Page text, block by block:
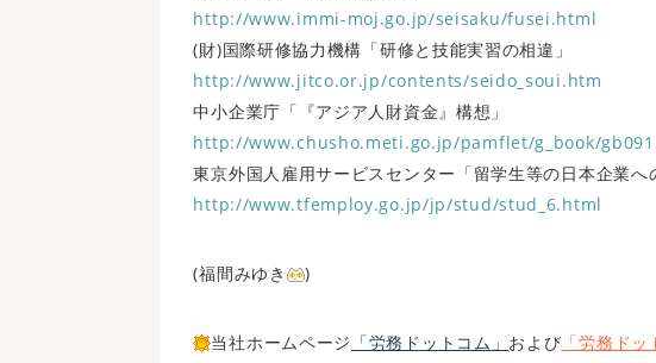
http://www.immi-moj.go.jp/seisaku/fusei.html
(財)国際研修協力機構「研修と技能実習の相違」
http://www.jitco.or.jp/contents/seido_soui.htm
中小企業庁「『アジア人財資金』構想」
http://www.chusho.meti.go.jp/pamflet/g_book/
東京外国人雇用サービスセンター「留学生等の日本企業へ
http://www.tfemploy.go.jp/jp/stud/stud_6.html
(福間みゆき )
当社ホームページ 「労務ドットコム」 および 「労務ド